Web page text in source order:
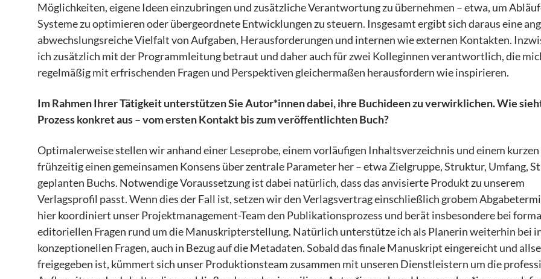
Möglichkeiten, eigene Ideen einzubringen und zusätzliche Verantwortung zu übernehmen – etwa, um
Systeme zu optimieren oder übergeordnete Entwicklungen zu steuern. Insgesamt ergibt sich daraus eine
abwechslungsreiche Vielfalt von Aufgaben, Herausforderungen und internen wie externen Kontakten.
ich zusätzlich mit der Programmleitung betraut und daher auch für zwei Kolleginnen verantwortlich, die
regelmäßig mit erfrischenden Fragen und Perspektiven gleichermaßen herausfordern wie inspirieren.
Im Rahmen Ihrer Tätigkeit unterstützen Sie Autor*innen dabei, ihre Buchideen zu verwirklichen. Wie
Prozess konkret aus – vom ersten Kontakt bis zum veröffentlichten Buch?
Optimalerweise stellen wir anhand einer Leseprobe, einem vorläufigen Inhaltsverzeichnis und einem kurzen
frühzeitig einen gemeinsamen Konsens über zentrale Parameter her – etwa Zielgruppe, Struktur, Umfang,
geplanten Buchs. Notwendige Voraussetzung ist dabei natürlich, dass das anvisierte Produkt zu unserem
Verlagsprofil passt. Wenn dies der Fall ist, setzen wir den Verlagsvertrag einschließlich grobem
hier koordiniert unser Projektmanagement-Team den Publikationsprozess und berät insbesondere bei
editoriellen Fragen rund um die Manuskripterstellung. Natürlich unterstütze ich als Planerin weiterhin bei
konzeptionellen Fragen, auch in Bezug auf die Metadaten. Sobald das finale Manuskript eingereicht und
freigegeben ist, kümmert sich unser Produktionsteam zusammen mit unseren Dienstleistern um die